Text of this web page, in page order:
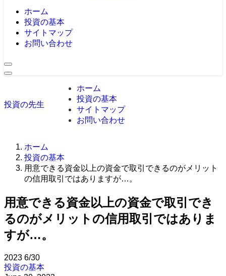
ホーム
投資の基本
サイトマップ
お問い合わせ
投資の先生
ホーム
投資の基本
サイトマップ
お問い合わせ
ホーム
投資の基本
用意できる資金以上の資金で取引できるのがメリット
の信用取引ではありますが…。
用意できる資金以上の資金で取引でき
るのがメリットの信用取引ではありま
すが…。
2023 6/30
投資の基本